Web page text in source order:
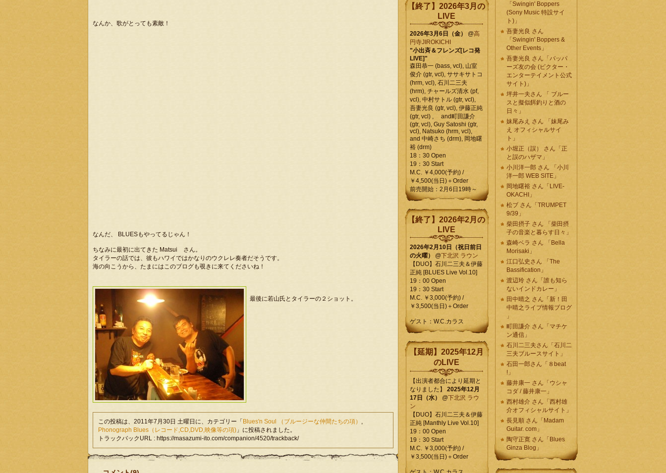
なんか、歌がとっても素敵！
なんだ、 BLUESもやってるじゃん！
ちなみに最初に出てきた Matsui さん。
タイラーの話では、彼もハワイではかなりのウクレレ奏者だそうです。
海の向こうから、たまにはこのブログも覗きに来てくださいね！
最後に若山氏とタイラーの２ショット。
この投稿は、2011年7月30日 土曜日に、カテゴリー「 Blues'n Soul （ブルージーな仲間たちの項） ,
Phonograph Blues（レコード,CD,DVD,映像等の項) 」に投稿されました。
トラックバックURL : https://masazumi-ito.com/companion/4520/trackback/
【終了】2026年3月の
LIVE
2026年3月6日（金） @高
円寺JIROKICHI
"小出斉＆フレンズ[レコ発
LIVE]"
森田恭一 (bass, vcl), 山室
俊介 (gtr, vcl), ササキサトコ
(hrm, vcl), 石川二三夫
(hrm), チャールズ清水 (pf,
vcl), 中村サトル (gtr, vcl),
吾妻光良 (gtr, vcl), 伊藤正純
(gtr, vcl) , and町田謙介
(gtr, vcl), Guy Satoshi (gtr,
vcl), Natsuko (hrm, vcl),
and 中崎さち (drm), 岡地曙
裕 (drm)
18：30 Open
19：30 Start
M.C. ￥4,000(予約) /
￥4,500(当日)＋Order
前売開始：2月6日19時～
【終了】2026年2月の
LIVE
2026年2月10日（祝日前日
の火曜）
@下北沢 ラウン
【DUO】石川二三夫＆伊藤
正純 [BLUES Live Vol.10]
19：00 Open
19：30 Start
M.C. ￥3,000(予約) /
￥3,500(当日)＋Order
ゲスト：W.C.カラス
【延期】2025年12月
のLIVE
【出演者都合により延期と
なりました】 2025年12月
17日（水）
@下北沢 ラウ
ン
【DUO】石川二三夫＆伊藤
正純 [Manthly Live Vol.10]
19：00 Open
19：30 Start
M.C. ￥3,000(予約) /
￥3,500(当日)＋Order
「Swingin' Boppers
(Sony Music 特設サイ
ト)」
吾妻光良 さん
「Swingin' Boppers &
Other Events」
吾妻光良 さん「バッパ
ーズ友の会 (ビクター・
エンターテイメント公式
サイト)」
坪井一夫さん 「 ブルー
スと擬似餌釣りと酒の
日々」
妹尾みえ さん 「妹尾み
え オフィシャルサイ
ト」
小堀正（誤） さん「正
と誤のハザマ」
小川洋一郎 さん 「小川
洋一郎 WEB SITE」
岡地曙裕 さん「LIVE-
OKACHI」
松ブ さん「TRUMPET
9/39」
柴田摂子 さん 「柴田摂
子の音楽と暮らす日々」
森崎ベラ さん 「Bella
Morisaki」
江口弘史さん 「The
Bassification」
渡辺玲 さん「誰も知ら
ないインドカレー」
田中晴之 さん「新！田
中晴之ライブ情報ブログ
」
町田謙介 さん「マチケ
ン通信」
石川二三夫さん「石川二
三夫ブルースサイト」
石田一郎さん「８beat
!」
藤井康一 さん「ウシャ
コダ / 藤井康一」
西村雄介 さん「西村雄
介オフィシャルサイト」
長見順 さん「Madam
Guitar. com」
陶守正寛 さん「Blues
Ginza Blog」